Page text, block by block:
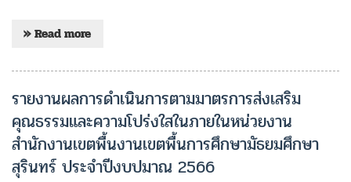
» Read more
รายงานผลการดำเนินการตามมาตรการส่งเสริม
คุณธรรมและความโปร่งใสในภายในหน่วยงาน
สำนักงานเขตพื้นงานเขตพื้นการศึกษามัธยมศึกษา
สุรินทร์ ประจำปีงบปมาณ 2566